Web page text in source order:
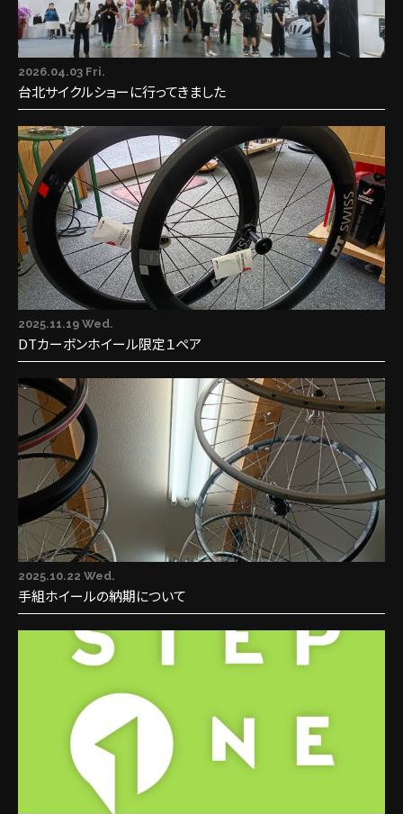
2026.04.03 Fri.
台北サイクルショーに行ってきました
2025.11.19 Wed.
DTカーボンホイール限定１ペア
2025.10.22 Wed.
手組ホイールの納期について